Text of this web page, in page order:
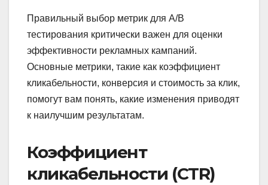
Правильный выбор метрик для A/B
тестирования критически важен для оценки
эффективности рекламных кампаний.
Основные метрики, такие как коэффициент
кликабельности, конверсия и стоимость за клик,
помогут вам понять, какие изменения приводят
к наилучшим результатам.
Коэффициент
кликабельности (CTR)